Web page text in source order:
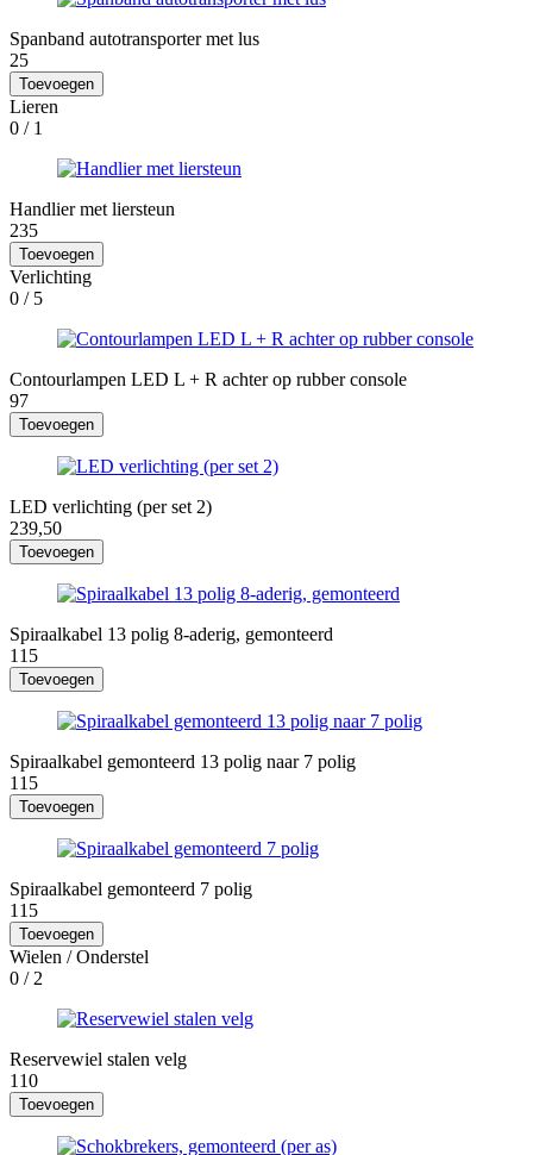
Spanband autotransporter met lus
25
Toevoegen
Lieren
0 / 1
Handlier met liersteun
235
Toevoegen
Verlichting
0 / 5
Contourlampen LED L + R achter op rubber console
97
Toevoegen
LED verlichting (per set 2)
239,50
Toevoegen
Spiraalkabel 13 polig 8-aderig, gemonteerd
115
Toevoegen
Spiraalkabel gemonteerd 13 polig naar 7 polig
115
Toevoegen
Spiraalkabel gemonteerd 7 polig
115
Toevoegen
Wielen / Onderstel
0 / 2
Reservewiel stalen velg
110
Toevoegen